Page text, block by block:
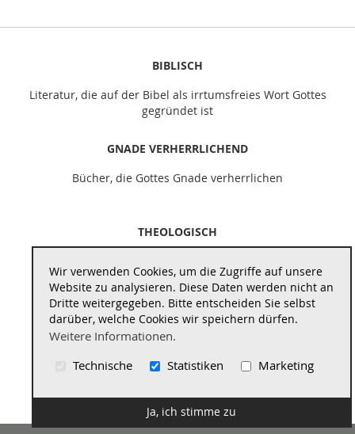
Wir verwenden Cookies, um die Zugriffe auf unsere
Website zu analysieren. Diese Daten werden nicht an
Dritte weitergegeben. Bitte entscheiden Sie selbst
darüber, welche Cookies wir speichern dürfen.
Weitere Informationen.
Technische
Statistiken Marketing
Ja, ich stimme zu
BIBLISCH
Literatur, die auf der Bibel als irrtumsfreies Wort Gottes
gegründet ist
GNADE VERHERRLICHEND
Bücher, die Gottes Gnade verherrlichen
THEOLOGISCH
REFORMATORISCH
Bücher, die auf die geistigen Quellen der Reformation
zurückführen
Widerrufsbelehrung|Vertrag widerrufen